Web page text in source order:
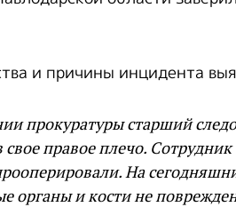
и причины инцидента
прокуратуры старший
правое плечо.
На
органы и кости не